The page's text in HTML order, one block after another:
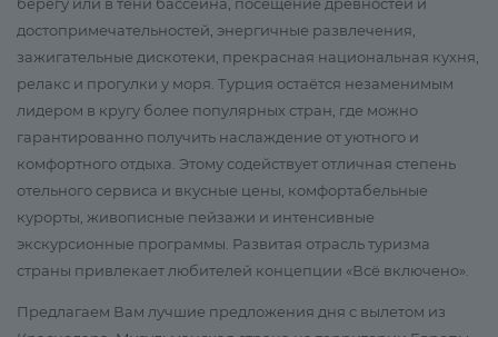
достопримечательностей, энергичные развлечения,
зажигательные дискотеки, прекрасная национальная кухня,
релакс и прогулки у моря. Турция остаётся незаменимым
лидером в кругу более популярных стран, где можно
гарантированно получить наслаждение от уютного и
комфортного отдыха. Этому содействует отличная степень
отельного сервиса и вкусные цены, комфортабельные
курорты, живописные пейзажи и интенсивные
экскурсионные программы. Развитая отрасль туризма
страны привлекает любителей концепции «Всё включено».
Предлагаем Вам лучшие предложения дня с вылетом из